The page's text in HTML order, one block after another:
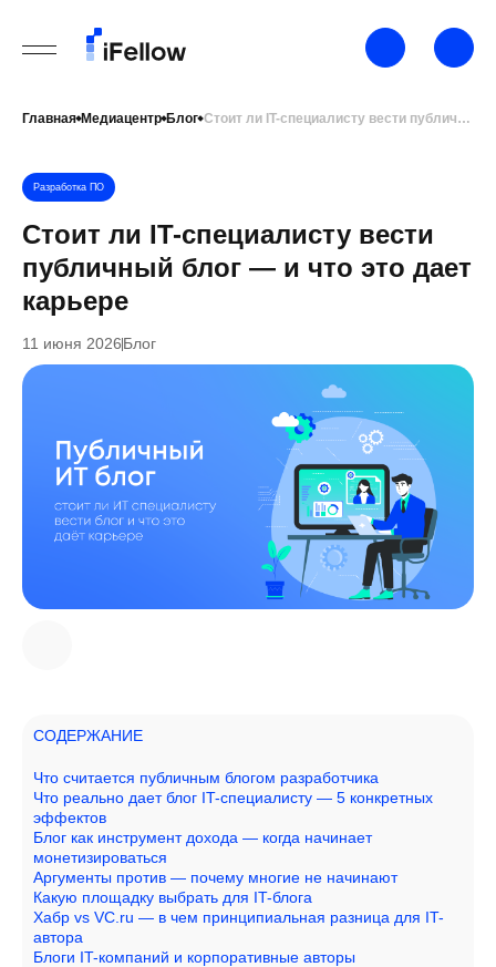
Главная Медиацентр Блог Стоит ли IT-специалисту вести публичный блог — и что это дает карьере
Стоит ли IT-специалисту вести
публичный блог — и что это дает
карьере
Разработка ПО
11 июня 2026Блог
СОДЕРЖАНИЕ
Что считается публичным блогом разработчика
Что реально дает блог IT-специалисту — 5 конкретных
эффектов
Блог как инструмент дохода — когда начинает
монетизироваться
Аргументы против — почему многие не начинают
Какую площадку выбрать для IT-блога
Хабр vs VC.ru — в чем принципиальная разница для IT-
автора
Блоги IT-компаний и корпоративные авторы